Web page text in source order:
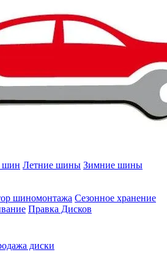
шин Летние шины Зимние шины
шиномонтажа Сезонное хранение
Правка Дисков
диски